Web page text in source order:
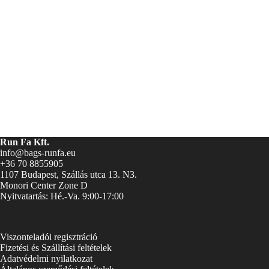
Run Fa Kft.
info@bags-runfa.eu
+36 70 8855905
1107 Budapest, Szállás utca 13. N3.
Monori Center Zone D
Nyitvatartás: Hé.-Va. 9:00-17:00
Viszonteladói regisztráció
Fizetési és Szállítási feltételek
Adatvédelmi nyilatkozat